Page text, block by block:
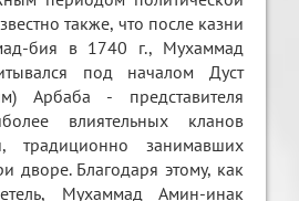
также, что после казни
бия в 1740 г., Мухаммад
под началом Дуст
Арбаба - представителя
влиятельных кланов
традиционно занимавших
дворе. Благодаря этому, как
Мухаммад Амин-инак